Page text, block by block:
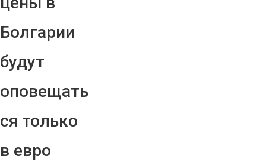
Болгарии
будут
оповещать
ся только
в евро